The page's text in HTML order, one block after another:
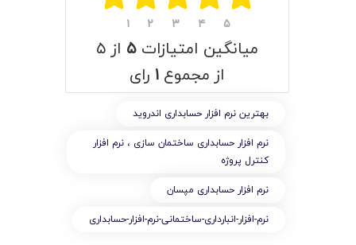
۱ ۲ ۳ ۴ ۵
میانگین امتیازات ۵ از ۵
از مجموع ۱ رای
بهترین نرم افزار حسابداری اندروید
نرم افزار حسابداری ساختمان سازی ، نرم افزار
کنترل پروژه
نرم افزار حسابداری مپسان
نرم-افزار-انبارداری-ساختمانی-نرم-افزار-حسابداری